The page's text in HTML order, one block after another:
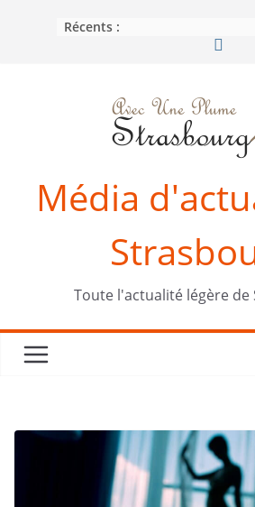
Récents :
Média
Toute l'actualité légère